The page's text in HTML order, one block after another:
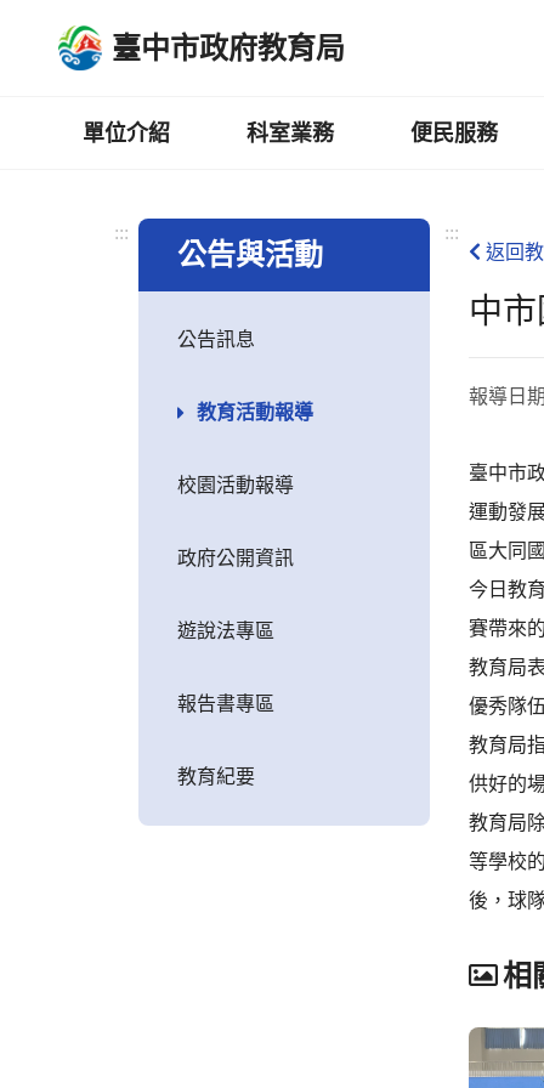
臺中市政府教育局
單位介紹 科室業務 便民服務
:::
公告與活動
公告訊息
教育活動報導
校園活動報導
政府公開資訊
遊說法專區
報告書專區
教育紀要
:::
返回
中
報導日
臺中市
運動發
區大同
今日教
賽帶來
教育局
優秀隊
教育局
供好的
教育局
等學校
後，球
相